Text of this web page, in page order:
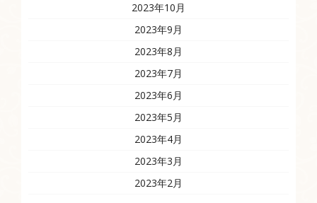
2023年10月
2023年9月
2023年8月
2023年7月
2023年6月
2023年5月
2023年4月
2023年3月
2023年2月